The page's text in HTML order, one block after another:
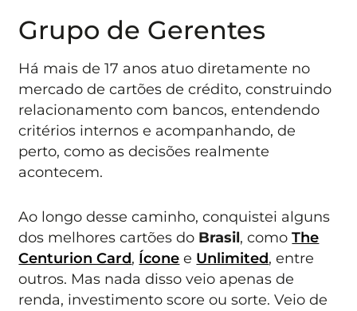
Grupo de Gerentes
Há mais de 17 anos atuo diretamente no
mercado de cartões de crédito, construindo
relacionamento com bancos, entendendo
critérios internos e acompanhando, de
perto, como as decisões realmente
acontecem.
Ao longo desse caminho, conquistei alguns
dos melhores cartões do Brasil, comoThe
Centurion Card, Ícone e Unlimited, entre
outros. Mas nada disso veio apenas de
renda, investimento score ou sorte. Veio de